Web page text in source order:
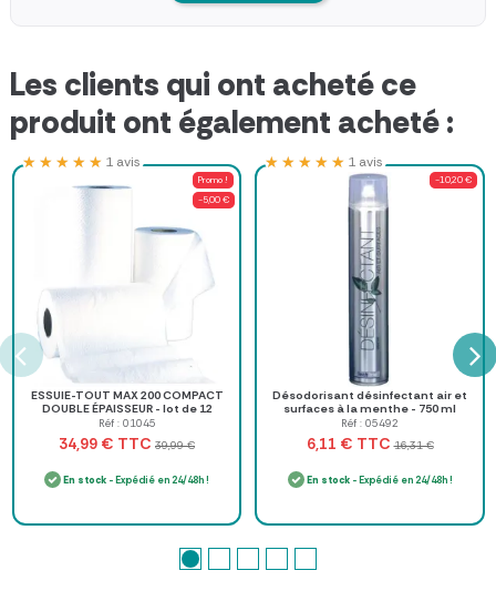
Les clients qui ont acheté ce
produit ont également acheté :
Promo !
-5,00 €
ESSUIE-TOUT MAX 200 COMPACT
DOUBLE ÉPAISSEUR - lot de 12
rouleaux
Réf : 01045
★★★★★
★★★★★ 1 avis
34,99 € TTC 39,99 €
En stock - Expédié en 24/48h !
-10,20 €
Désodorisant désinfectant air et
surfaces à la menthe - 750 ml
Réf : 05492
★★★★★
★★★★★ 1 avis
6,11 € TTC 16,31 €
En stock- Expédié en 24/48h !